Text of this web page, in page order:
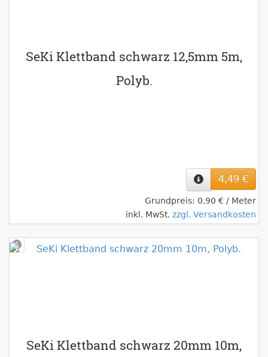
SeKi Klettband schwarz 12,5mm 5m,
Polyb.
4,49 €
Grundpreis: 0,90 € / Meter
inkl. MwSt. zzgl. Versandkosten
SeKi Klettband schwarz 20mm 10m,